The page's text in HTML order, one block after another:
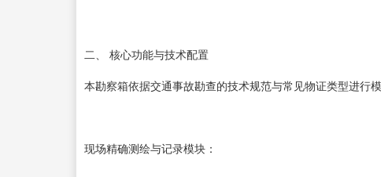
二、 核心功能与技术配置
本勘察箱依据交通事故勘查的技术规范与常见物证类型进行
现场精确测绘与记录模块：